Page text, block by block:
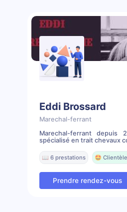
Eddi Brossard
Marechal-ferrant
Marechal-ferrant
spécialisé en trait chevaux
📖 6 prestations 🤩
Prendre rendez-vous